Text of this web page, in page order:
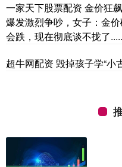
一家天下股票配资 金价狂
爆发激烈争吵，女子：金
会跌，现在彻底谈不拢了
超牛网配资 毁掉孩子学“小